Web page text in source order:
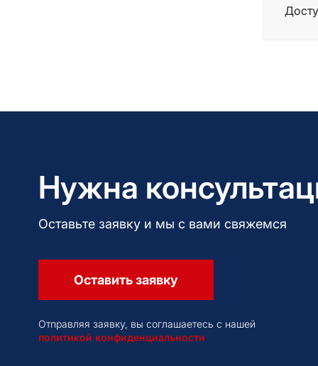
Нужна
Оставьте заявку и мы с вами свяжемся
Оставить заявку
Отправляя заявку, вы соглашаетесь с нашей
политикой конфиденциальности